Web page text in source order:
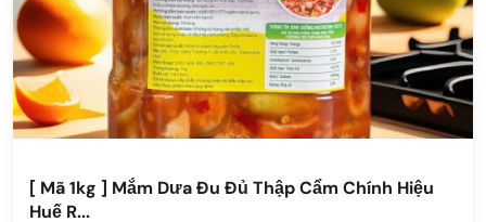
[ Mã 1kg ] Mắm Dưa Đu Đủ Thập Cẩm Chính Hiệu
Huế R...